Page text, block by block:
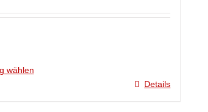
wählen
Details